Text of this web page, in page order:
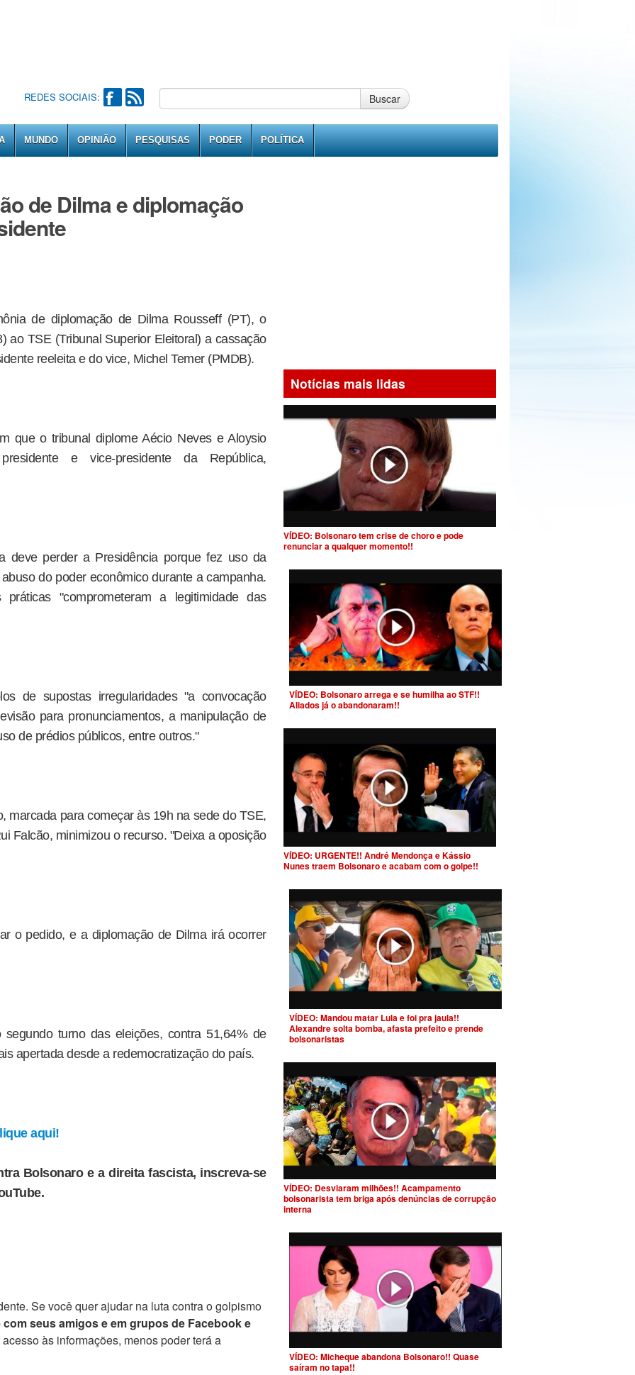
REDES SOCIAIS: Buscar
MUNDO OPINIÃO PESQUISAS PODER POLÍTICA
de Dilma e diplomação
de diplomação de Dilma Rousseff (PT), o
ao TSE (Tribunal Superior Eleitoral) a cassação
reeleita e do vice, Michel Temer (PMDB).
que o tribunal diplome Aécio Neves e Aloysio
e vice-presidente da República,
deve perder a Presidência porque fez uso da
do poder econômico durante a campanha.
"comprometeram a legitimidade das
de supostas irregularidades "a convocação
para pronunciamentos, a manipulação de
de prédios públicos, entre outros."
marcada para começar às 19h na sede do TSE,
Falcão, minimizou o recurso. "Deixa a oposição
o pedido, e a diplomação de Dilma irá ocorrer
turno das eleições, contra 51,64% de
apertada desde a redemocratização do país.
aqui!
Bolsonaro e a direita fascista, inscreva-se
Se você quer ajudar na luta contra o golpismo
seus amigos e em grupos de Facebook e
às informações, menos poder terá a
Notícias mais lidas
VÍDEO: Bolsonaro tem crise de choro e pode
renunciar a qualquer momento!!
VÍDEO: Bolsonaro arrega e se humilha ao STF!!
Aliados já o abandonaram!!
VÍDEO: URGENTE!! André Mendonça e Kássio
Nunes traem Bolsonaro e acabam com o golpe!!
VÍDEO: Mandou matar Lula e foi pra jaula!!
Alexandre solta bomba, afasta prefeito e prende
bolsonaristas
VÍDEO: Desviaram milhões!! Acampamento
bolsonarista tem briga após denúncias de corrupção
interna
VÍDEO: Micheque abandona Bolsonaro!! Quase
saíram no tapa!!